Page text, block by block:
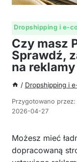
Dropshipping i e-
Czy masz
Sprawdź,
na reklamy
/ Dropshipping i
Przygotowano przez:
2026-04-27
Możesz mieć
dopracowaną